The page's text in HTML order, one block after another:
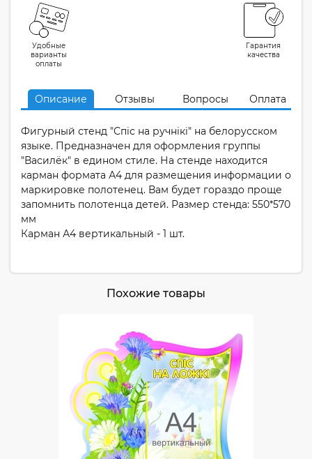
Удобные
варианты
оплаты
Гарантия
качества
Описание Отзывы Вопросы Оплата
Фигурный стенд "Спiс на ручнiкi" на белорусском
языке. Предназначен для оформления группы
"Василёк" в едином стиле. На стенде находится
карман формата А4 для размещения информации о
маркировке полотенец. Вам будет гораздо проще
запомнить полотенца детей. Размер стенда: 550*570
мм
Карман А4 вертикальный - 1 шт.
Похожие товары